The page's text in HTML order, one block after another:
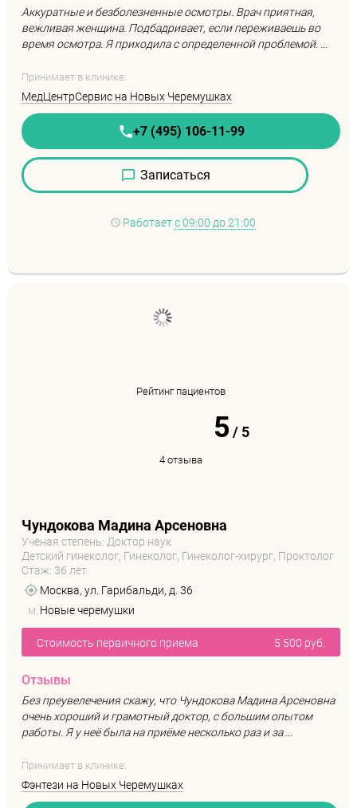
Аккуратные и безболезненные осмотры. Врач приятная,
вежливая женщина. Подбадривает, если переживаешь во
время осмотра. Я приходила с определенной проблемой. ...
Принимает в клинике:
МедЦентрСервис на Новых Черемушках
+7 (495) 106-11-99
Записаться
Работает с 09:00 до 21:00
Рейтинг пациентов
5/5
4 отзыва
Чундокова Мадина Арсеновна
Ученая степень: Доктор наук
Детский гинеколог, Гинеколог, Гинеколог-хирург, Проктолог
Стаж: 36 лет
Москва, ул. Гарибальди, д. 36
м. Новые черемушки
Стоимость первичного приема 5 500 руб.
Отзывы
Без преувелечения скажу, что Чундокова Мадина Арсеновна
очень хороший и грамотный доктор, с большим опытом
работы. Я у неё была на приёме несколько раз и за ...
Принимает в клинике:
Фэнтези на Новых Черемушках